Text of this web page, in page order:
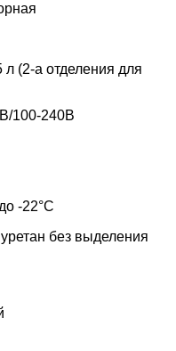
(2-а отделения для
100-240В
-22°С
без выделения